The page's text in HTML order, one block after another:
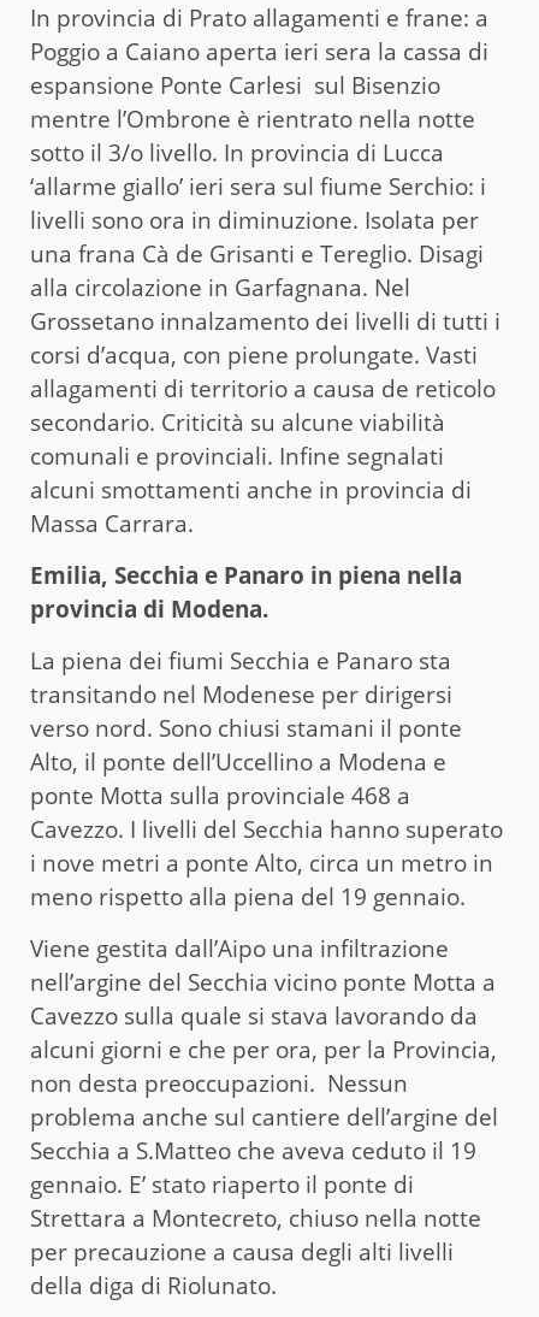
In provincia di Prato allagamenti e frane: a
Poggio a Caiano aperta ieri sera la cassa di
espansione Ponte Carlesi sul Bisenzio
mentre l’Ombrone è rientrato nella notte
sotto il 3/o livello. In provincia di Lucca
‘allarme giallo’ ieri sera sul fiume Serchio: i
livelli sono ora in diminuzione. Isolata per
una frana Cà de Grisanti e Tereglio. Disagi
alla circolazione in Garfagnana. Nel
Grossetano innalzamento dei livelli di tutti i
corsi d’acqua, con piene prolungate. Vasti
allagamenti di territorio a causa de reticolo
secondario. Criticità su alcune viabilità
comunali e provinciali. Infine segnalati
alcuni smottamenti anche in provincia di
Massa Carrara.
Emilia, Secchia e Panaro in piena nella
provincia di Modena.
La piena dei fiumi Secchia e Panaro sta
transitando nel Modenese per dirigersi
verso nord. Sono chiusi stamani il ponte
Alto, il ponte dell’Uccellino a Modena e
ponte Motta sulla provinciale 468 a
Cavezzo. I livelli del Secchia hanno superato
i nove metri a ponte Alto, circa un metro in
meno rispetto alla piena del 19 gennaio.
Viene gestita dall’Aipo una infiltrazione
nell’argine del Secchia vicino ponte Motta a
Cavezzo sulla quale si stava lavorando da
alcuni giorni e che per ora, per la Provincia,
non desta preoccupazioni. Nessun
problema anche sul cantiere dell’argine del
Secchia a S.Matteo che aveva ceduto il 19
gennaio. E’ stato riaperto il ponte di
Strettara a Montecreto, chiuso nella notte
per precauzione a causa degli alti livelli
della diga di Riolunato.